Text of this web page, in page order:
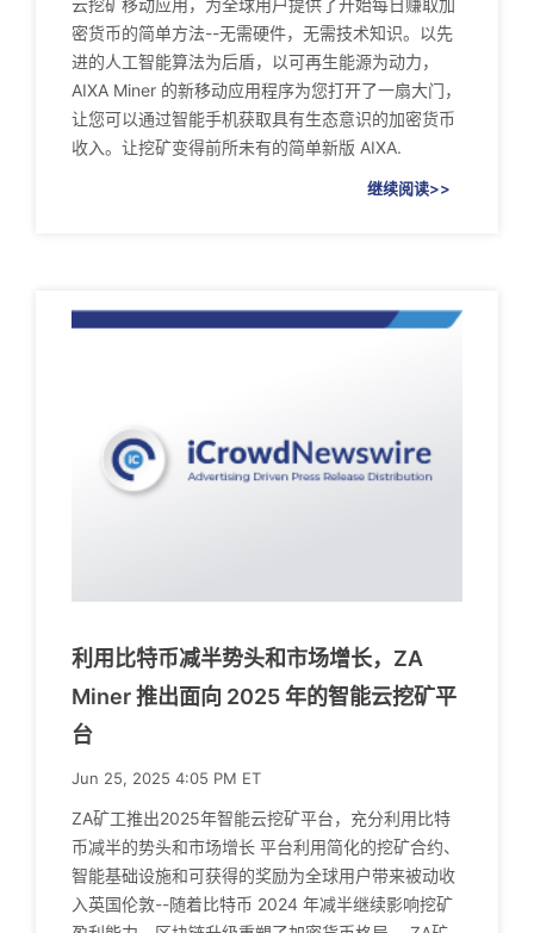
云挖矿移动应用，为全球用户提供了开始每日赚取加
密货币的简单方法--无需硬件，无需技术知识。以先
进的人工智能算法为后盾，以可再生能源为动力，
AIXA Miner 的新移动应用程序为您打开了一扇大门，
让您可以通过智能手机获取具有生态意识的加密货币
收入。让挖矿变得前所未有的简单新版 AIXA.
继续阅读>>
利用比特币减半势头和市场增长，ZA
Miner 推出面向 2025 年的智能云挖矿平
台
Jun 25, 2025 4:05 PM ET
ZA矿工推出2025年智能云挖矿平台，充分利用比特
币减半的势头和市场增长 平台利用简化的挖矿合约、
智能基础设施和可获得的奖励为全球用户带来被动收
入英国伦敦--随着比特币 2024 年减半继续影响挖矿